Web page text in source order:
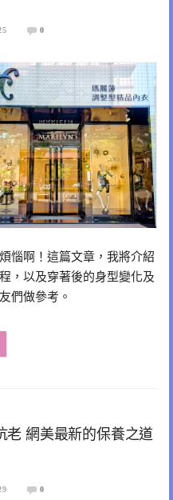
0
惱啊！這篇文章，我將介紹
，以及穿著後的身型變化及
們做參考。
老 網美最新的保養之道
0